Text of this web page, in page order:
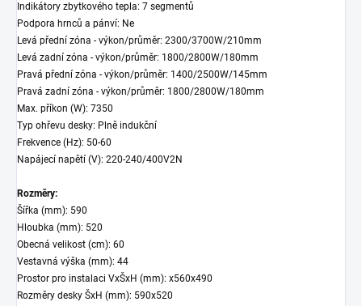
Indikátory zbytkového tepla: 7 segmentů
Podpora hrnců a pánví: Ne
Levá přední zóna - výkon/průměr: 2300/3700W/210mm
Levá zadní zóna - výkon/průměr: 1800/2800W/180mm
Pravá přední zóna - výkon/průměr: 1400/2500W/145mm
Pravá zadní zóna - výkon/průměr: 1800/2800W/180mm
Max. příkon (W): 7350
Typ ohřevu desky: Plně indukční
Frekvence (Hz): 50-60
Napájecí napětí (V): 220-240/400V2N
Rozměry:
Šířka (mm): 590
Hloubka (mm): 520
Obecná velikost (cm): 60
Vestavná výška (mm): 44
Prostor pro instalaci VxŠxH (mm): x560x490
Rozměry desky ŠxH (mm): 590x520